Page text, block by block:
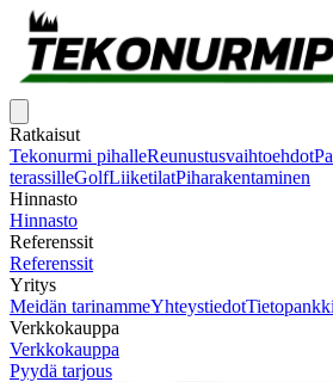
Ratkaisut
Tekonurmi pihalleReunustusvaihtoehdot
terassilleGolfLiiketilatPiharakentaminen
Hinnasto
Hinnasto
Referenssit
Referenssit
Yritys
Meidän tarinammeYhteystiedotTietopankki
Verkkokauppa
Verkkokauppa
Pyydä tarjous